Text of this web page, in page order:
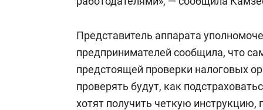
Представитель аппарата
предпринимателей сообщила, что
предстоящей проверки налоговых
проверять будут, как
хотят получить четкую инструкцию,